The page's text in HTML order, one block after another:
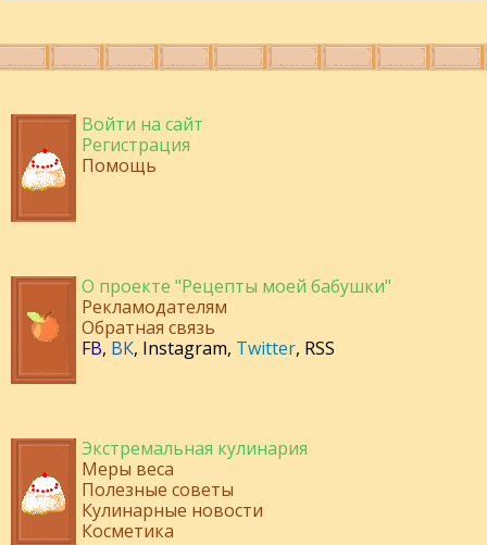
Войти на сайт
Регистрация
Помощь
О проекте "Рецепты моей бабушки"
Рекламодателям
Обратная связь
FB, ВК, Instagram, Twitter, RSS
Экстремальная кулинария
Меры веса
Полезные советы
Кулинарные новости
Косметика